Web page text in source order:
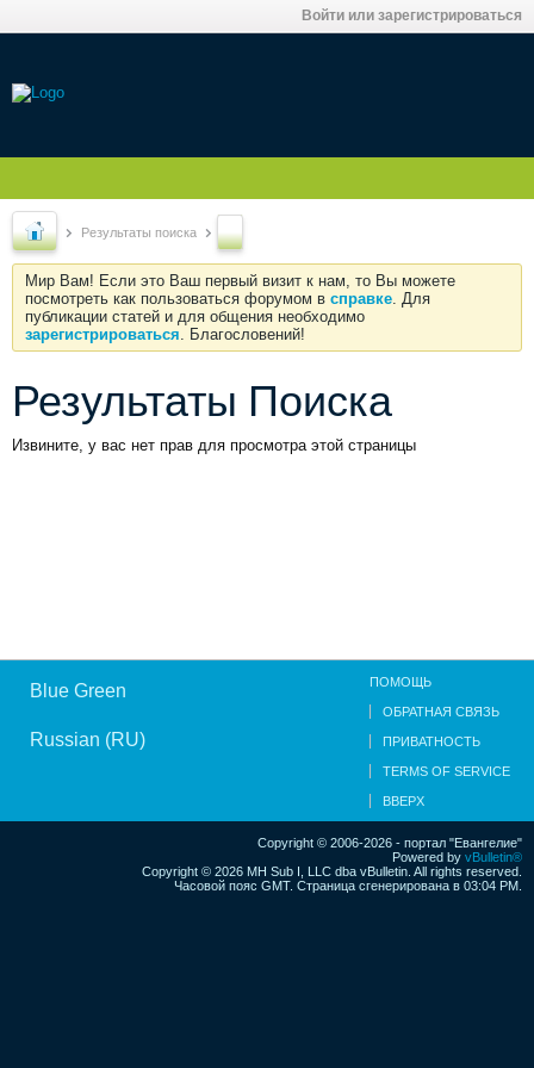
Войти или зарегистрироваться
Результаты поиска
Мир Вам! Если это Ваш первый визит к нам, то Вы можете
посмотреть как пользоваться форумом в справке. Для
публикации статей и для общения необходимо
зарегистрироваться. Благословений!
Результаты Поиска
Извините, у вас нет прав для просмотра этой страницы
Blue Green
Russian (RU)
ПОМОЩЬ
ОБРАТНАЯ СВЯЗЬ
ПРИВАТНОСТЬ
TERMS OF SERVICE
ВВЕРХ
Copyright © 2006-2026 - портал "Евангелие"
Powered by vBulletin®
Copyright © 2026 MH Sub I, LLC dba vBulletin. All rights reserved.
Часовой пояс GMT. Страница сгенерирована в 03:04 PM.